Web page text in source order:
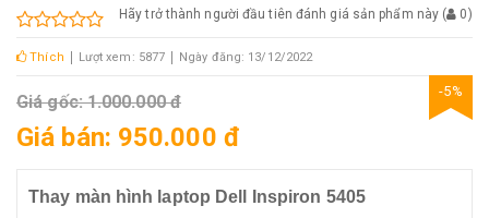
Hãy trở thành người đầu tiên đánh giá sản phẩm này ( 0)
Thích Lượt xem: 5877 Ngày đăng: 13/12/2022
Giá gốc: 1.000.000 đ
Giá bán: 950.000 đ
-5%
Thay màn hình laptop Dell Inspiron 5405